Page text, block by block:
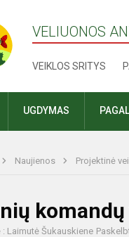
VELIUONOS
VEIKLOS SRITYS
UGDYMAS
Naujienos Projektinė
: Laimutė Šukauskiene